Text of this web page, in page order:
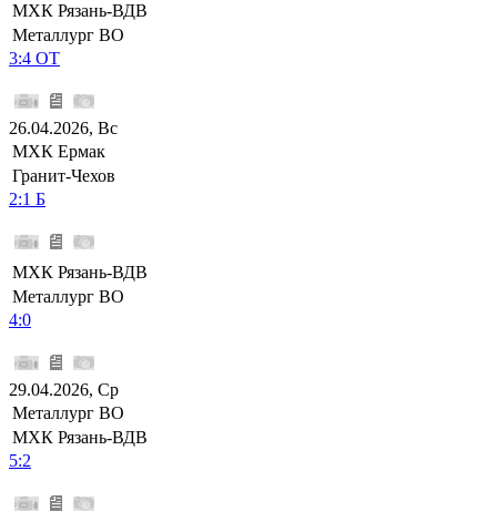
МХК Рязань-ВДВ
Металлург ВО
3:4 ОТ
26.04.2026, Вс
МХК Ермак
Гранит-Чехов
2:1 Б
МХК Рязань-ВДВ
Металлург ВО
4:0
29.04.2026, Ср
Металлург ВО
МХК Рязань-ВДВ
5:2